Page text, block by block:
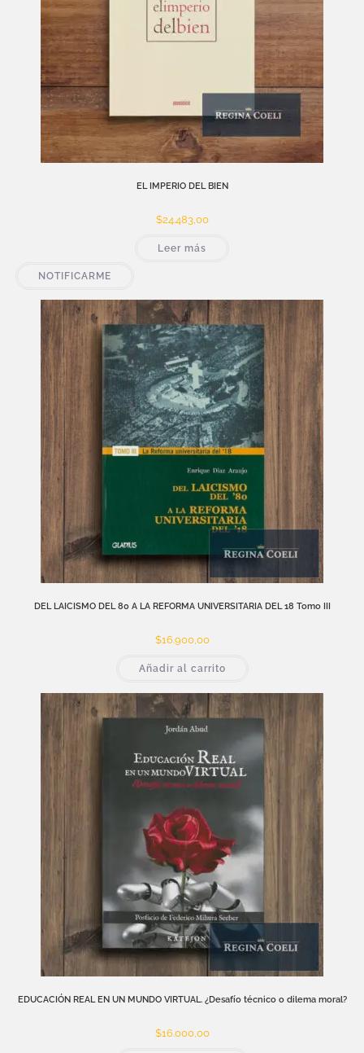
EL IMPERIO DEL BIEN
$24.483,00
Leer más
NOTIFICARME
DEL LAICISMO DEL 80 A LA REFORMA UNIVERSITARIA DEL 18 Tomo III
$16.900,00
Añadir al carrito
EDUCACIÓN REAL EN UN MUNDO VIRTUAL. ¿Desafío técnico o dilema moral?
$16.000,00